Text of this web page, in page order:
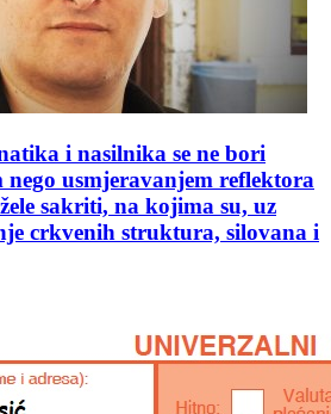
i nasilnika se ne bori
usmjeravanjem reflektora
sakriti, na kojima su, uz
crkvenih struktura, silovana i